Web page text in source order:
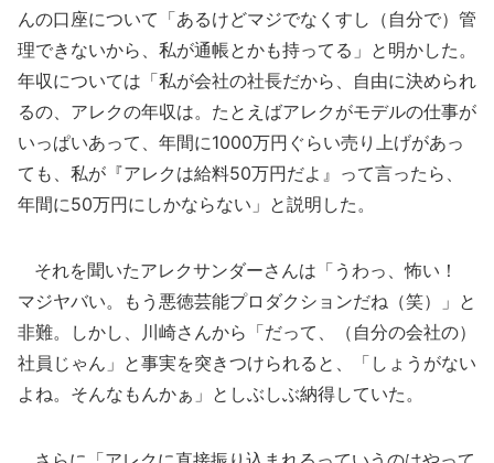
んの口座について「あるけどマジでなくすし（自分で）管
理できないから、私が通帳とかも持ってる」と明かした。
年収については「私が会社の社長だから、自由に決められ
るの、アレクの年収は。たとえばアレクがモデルの仕事が
いっぱいあって、年間に1000万円ぐらい売り上げがあっ
ても、私が『アレクは給料50万円だよ』って言ったら、
年間に50万円にしかならない」と説明した。
それを聞いたアレクサンダーさんは「うわっ、怖い！
マジヤバい。もう悪徳芸能プロダクションだね（笑）」と
非難。しかし、川崎さんから「だって、（自分の会社の）
社員じゃん」と事実を突きつけられると、「しょうがない
よね。そんなもんかぁ」としぶしぶ納得していた。